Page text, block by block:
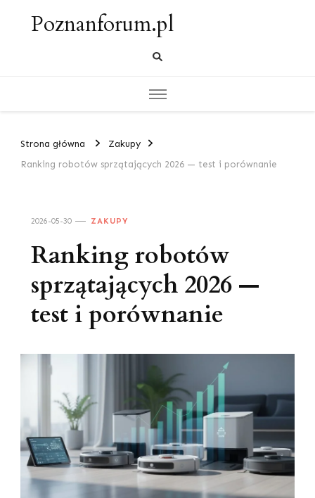
Poznanforum.pl
Strona główna
Zakupy
Ranking robotów sprzątających 2026 — test i porównanie
2026-05-30 ZAKUPY
Ranking robotów
sprzątających 2026 —
test i porównanie